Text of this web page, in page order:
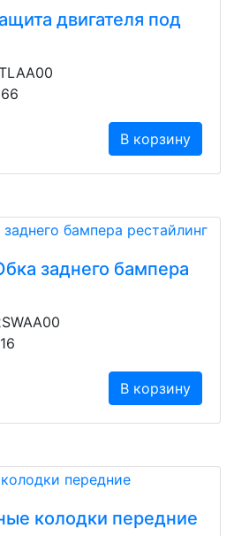
двигателя под
В корзину
заднего бампера
В корзину
колодки передние